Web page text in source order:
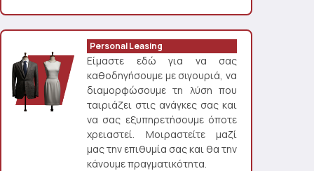
Personal Leasing
Είμαστε εδώ για να σας
καθοδηγήσουμε με σιγουριά, να
διαμορφώσουμε τη λύση που
ταιριάζει στις ανάγκες σας και
να σας εξυπηρετήσουμε όποτε
χρειαστεί. Μοιραστείτε μαζί
μας την επιθυμία σας και θα την
κάνουμε πραγματικότητα.